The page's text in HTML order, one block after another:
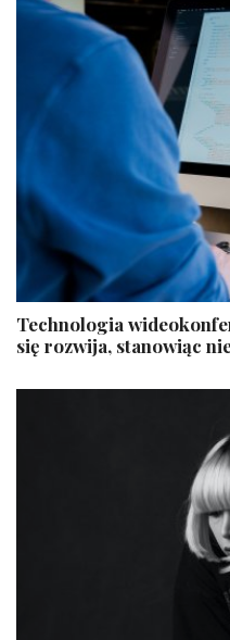
Technologia
się rozwija, stanowiąc